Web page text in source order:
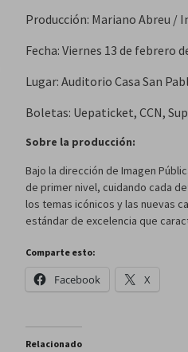
​Producción: Mariano Abreu /
​Fecha: Viernes 13 de febrero
​Lugar: Auditorio Casa San
​Boletas: Uepaticket, CCN,
Sobre la producción:
Bajo la dirección de Imagen
de primer nivel, cuidando cada
los temas icónicos y las nuevas
estándar de excelencia que
Comparte esto:
Facebook X
Relacionado